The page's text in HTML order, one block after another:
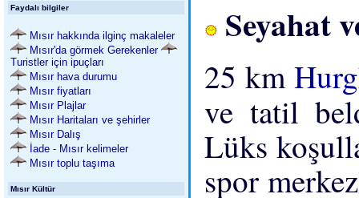
Faydalı bilgiler
Mısır hakkında ilginç makaleler
Mısır'da görmek Gerekenler
Turistler için ipuçları
Mısır hava durumu
Mısır fiyatları
Mısır Plajlar
Mısır Haritaları ve şehirler
Mısır Dalış
İade - Mısır kelimeler
Mısır toplu taşıma
Mısır Kültür
Seyahat
25 km
ve tatil
Lüks
spor